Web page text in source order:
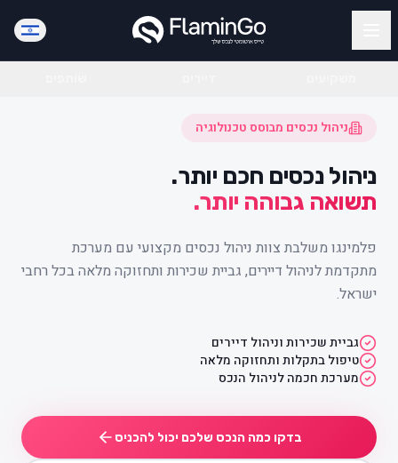
ניהול נכסים מבוסס טכנולוגיה
ניהול נכסים חכם יותר.
תשואה גבוהה יותר.
פלמינגו משלבת צוות ניהול נכסים מקצועי עם מערכת
מתקדמת לניהול דיירים, גביית שכירות ותחזוקה מלאה בכל רחבי
ישראל.
גביית שכירות וניהול דיירים
טיפול בתקלות ותחזוקה מלאה
מערכת חכמה לניהול הנכס
בדקו כמה הנכס שלכם יכול להכניס